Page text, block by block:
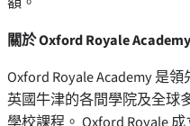
關於 Oxford Royale Academy
Oxford Royale Academy 是
英國牛津的各間學院及全球
學校課程。 Oxford Royale